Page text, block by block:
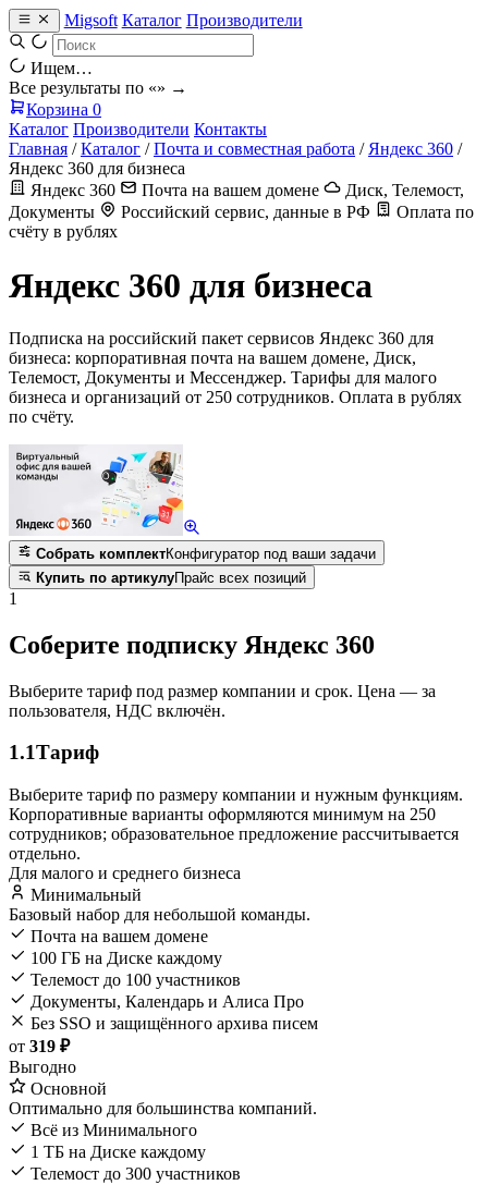
Migsoft Каталог Производители
Ищем…
Все результаты по «» →
Корзина 0
Каталог Производители Контакты
Главная / Каталог / Почта и совместная работа / Яндекс 360 /
Яндекс 360 для бизнеса
Яндекс 360
Почта на вашем домене
Диск, Телемост,
Документы
Российский сервис, данные в РФ
Оплата по
счёту в рублях
Яндекс 360 для бизнеса
Подписка на российский пакет сервисов Яндекс 360 для
бизнеса: корпоративная почта на вашем домене, Диск,
Телемост, Документы и Мессенджер. Тарифы для малого
бизнеса и организаций от 250 сотрудников. Оплата в рублях
по счёту.
Собрать комплектКонфигуратор под ваши задачи
Купить по артикулуПрайс всех позиций
1
Соберите подписку Яндекс 360
Выберите тариф под размер компании и срок. Цена — за
пользователя, НДС включён.
1.1Тариф
Выберите тариф по размеру компании и нужным функциям.
Корпоративные варианты оформляются минимум на 250
сотрудников; образовательное предложение рассчитывается
отдельно.
Для малого и среднего бизнеса
Минимальный
Базовый набор для небольшой команды.
Почта на вашем домене
100 ГБ на Диске каждому
Телемост до 100 участников
Документы, Календарь и Алиса Про
Без SSO и защищённого архива писем
от 319 ₽
Выгодно
Основной
Оптимально для большинства компаний.
Всё из Минимального
1 ТБ на Диске каждому
Телемост до 300 участников